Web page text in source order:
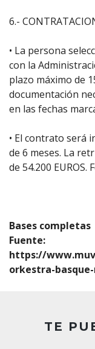
6.-
• La persona
con la
plazo máximo de
documentación
en las fechas
• El contrato será
de 6 meses. La
de 54.200
Bases completas
Fuente:
https://
orkestra-
TE